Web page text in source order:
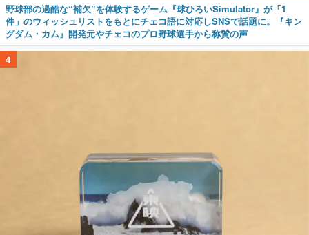
野球部の過酷な“補欠”を体験するゲーム『球ひろいSimulator』が「1
件」のウィッシュリストをもとにチェコ語に対応しSNSで話題に。『キン
グダム・カム』開発元やチェコのプロ野球選手から称賛の声
4